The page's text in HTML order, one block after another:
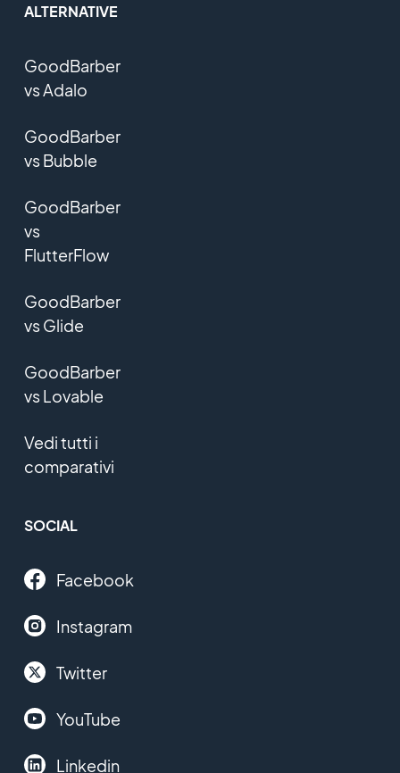
ALTERNATIVE
GoodBarber
vs Adalo
GoodBarber
vs Bubble
GoodBarber
vs
FlutterFlow
GoodBarber
vs Glide
GoodBarber
vs Lovable
Vedi tutti i
comparativi
SOCIAL
Facebook
Instagram
Twitter
YouTube
Linkedin